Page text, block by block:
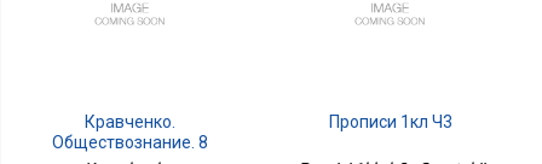
Кравченко.
Обществознание. 8
Прописи 1кл Ч3